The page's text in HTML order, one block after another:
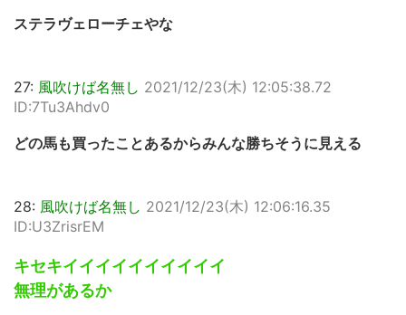
ステラヴェローチェやな
27: 風吹けば名無し 2021/12/23(木) 12:05:38.72
ID:7Tu3Ahdv0
どの馬も買ったことあるからみんな勝ちそうに見える
28: 風吹けば名無し 2021/12/23(木) 12:06:16.35
ID:U3ZrisrEM
キセキイイイイイイイイイイ
無理があるか